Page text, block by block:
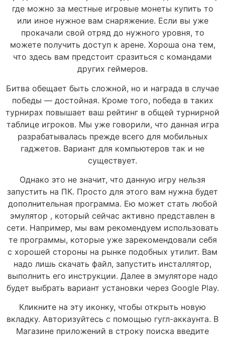
где можно за местные игровые монеты купить то
или иное нужное вам снаряжение. Если вы уже
прокачали свой отряд до нужного уровня, то
можете получить доступ к арене. Хороша она тем,
что здесь вам предстоит сразиться с командами
других геймеров.
Битва обещает быть сложной, но и награда в случае
победы — достойная. Кроме того, победа в таких
турнирах повышает ваш рейтинг в общей турнирной
таблице игроков. Мы уже говорили, что данная игра
разрабатывалась прежде всего для мобильных
гаджетов. Вариант для компьютеров так и не
существует.
Однако это не значит, что данную игру нельзя
запустить на ПК. Просто для этого вам нужна будет
дополнительная программа. Ею может стать любой
эмулятор , который сейчас активно представлен в
сети. Например, мы вам рекомендуем использовать
те программы, которые уже зарекомендовали себя
с хорошей стороны на рынке подобных утилит. Вам
надо лишь скачать файл, запустить инсталлятор,
выполнить его инструкции. Далее в эмуляторе надо
будет выбрать вариант установки через Google Play.
Кликните на эту иконку, чтобы открыть новую
вкладку. Авторизуйтесь с помощью гугл-аккаунта. В
Магазине приложений в строку поиска введите